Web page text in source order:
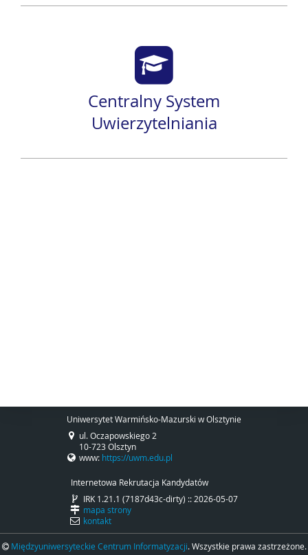
Centralny System
Uwierzytelniania
Uniwersytet Warmińsko-Mazurski w Olsztynie
ul. Oczapowskiego 2
10-723 Olsztyn
www: https://uwm.edu.pl
Internetowa Rekrutacja Kandydatów
IRK 1.21.1 (7187d43c-dirty) :: 2026-05-07
mapa strony
kontakt
Międzyuniwersyteckie Centrum Informatyzacji. Wszystkie prawa zastrzeżone.